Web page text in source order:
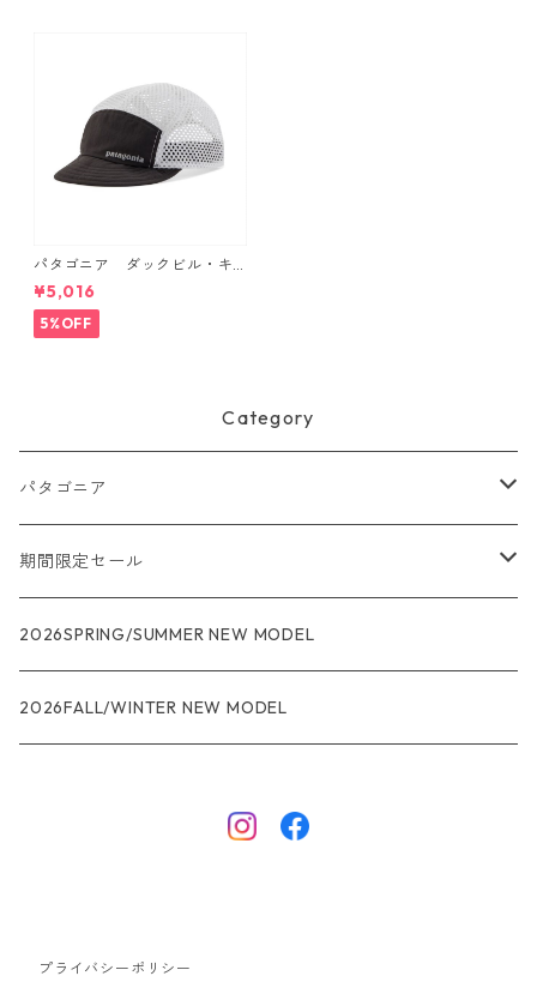
パタゴニア ダックビル・キ
ャップ （カラー Black） Pat
agonia Duckbill Cap 日本正
¥5,016
5%OFF
Category
パタゴニア
メンズ
R1
R1エア
ウィメンズ
R1
ジャケット・アウター
期間限定セール
★★★
レインウェアー
2026SPRING/SUMMER NEW MODEL
2026FALL/WINTER NEW MODEL
プライバシーポリシー